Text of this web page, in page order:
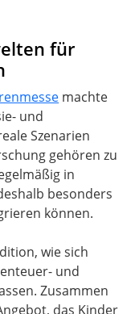
für
machte
und
Szenarien
gehören zu
in
besonders
können.
wie sich
und
Zusammen
das Kinder